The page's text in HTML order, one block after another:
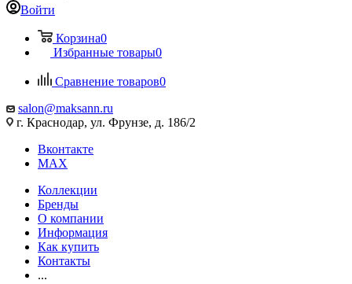
Войти
Корзина0
Избранные товары0
Сравнение товаров0
salon@maksann.ru
г. Краснодар, ул. Фрунзе, д. 186/2
Вконтакте
MAX
Коллекции
Бренды
О компании
Информация
Как купить
Контакты
...